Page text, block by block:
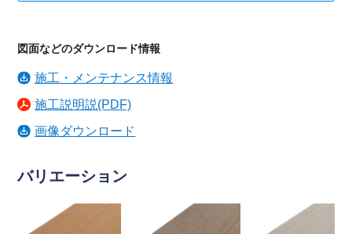
図面などのダウンロード情報
施工・メンテナンス情報
施工説明説(PDF)
画像ダウンロード
バリエーション